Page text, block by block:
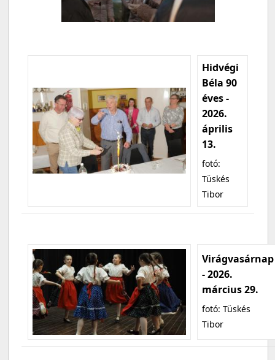
Hidvégi
Béla 90
éves -
2026.
április
13.
fotó:
Tüskés
Tibor
Virágvasárnap
- 2026.
március 29.
fotó: Tüskés
Tibor